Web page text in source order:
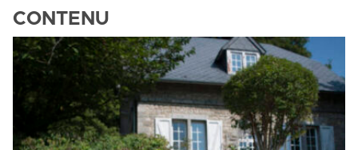
CONTENU